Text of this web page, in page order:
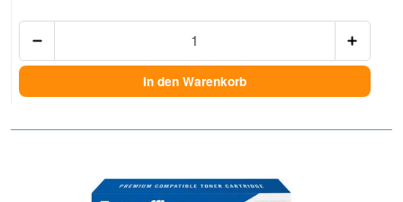
In den Warenkorb